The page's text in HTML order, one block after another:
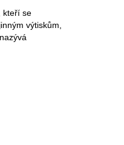
kteří se
výtiskům,